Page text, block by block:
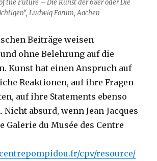
the Future – Die Kunst der 68er oder Die
Ludwig Forum, Aachen
Beiträge weisen
ohne Belehrung auf die
Kunst hat einen Anspruch auf
Reaktionen, auf ihre Fragen
auf ihre Statements ebenso
Nicht absurd, wenn Jean-Jacques
Galerie du Musée des Centre
cpv/resource/